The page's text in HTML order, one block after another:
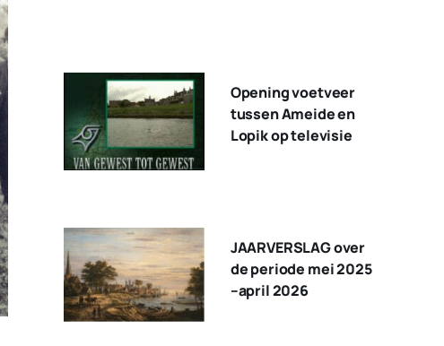
Opening voetveer
tussen Ameide en
Lopik op televisie
JAARVERSLAG over
de periode mei 2025
–april 2026